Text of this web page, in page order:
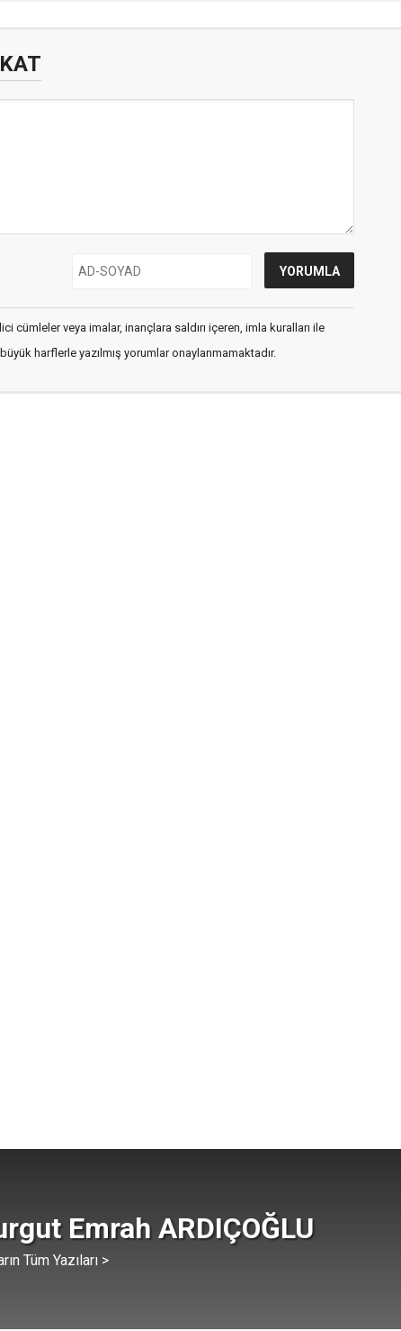
cümleler veya imalar, inançlara saldırı içeren, imla kuralları ile
harflerle yazılmış yorumlar onaylanmamaktadır.
Emrah ARDIÇOĞLU
Tüm Yazıları >